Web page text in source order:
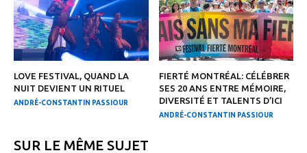
LOVE FESTIVAL, QUAND LA
NUIT DEVIENT UN RITUEL
ANDRÉ-CONSTANTIN PASSIOUR
FIERTÉ MONTRÉAL: CÉLÉBRER
SES 20 ANS ENTRE MÉMOIRE,
DIVERSITÉ ET TALENTS D’ICI
ANDRÉ-CONSTANTIN PASSIOUR
SUR LE MÊME SUJET